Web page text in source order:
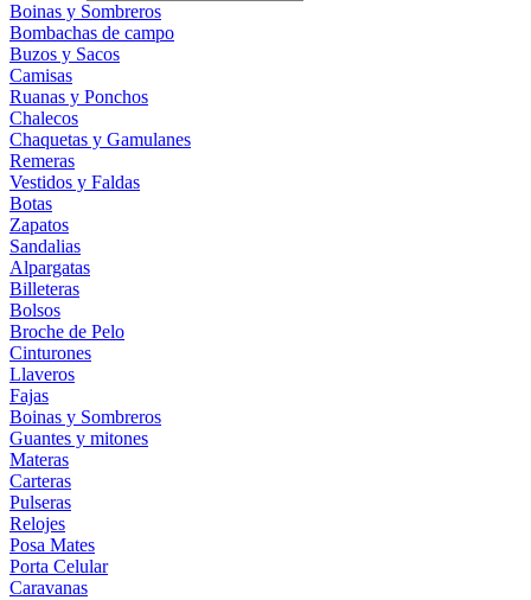
Boinas y Sombreros
Bombachas de campo
Buzos y Sacos
Camisas
Ruanas y Ponchos
Chalecos
Chaquetas y Gamulanes
Remeras
Vestidos y Faldas
Botas
Zapatos
Sandalias
Alpargatas
Billeteras
Bolsos
Broche de Pelo
Cinturones
Llaveros
Fajas
Boinas y Sombreros
Guantes y mitones
Materas
Carteras
Pulseras
Relojes
Posa Mates
Porta Celular
Caravanas